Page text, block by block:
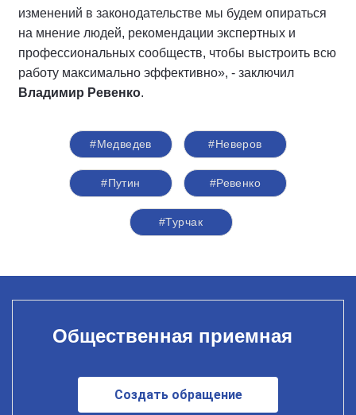
изменений в законодательстве мы будем опираться
на мнение людей, рекомендации экспертных и
профессиональных сообществ, чтобы выстроить всю
работу максимально эффективно», - заключил
Владимир Ревенко.
#Медведев #Неверов
#Путин #Ревенко
#Турчак
Общественная приемная
Создать обращение